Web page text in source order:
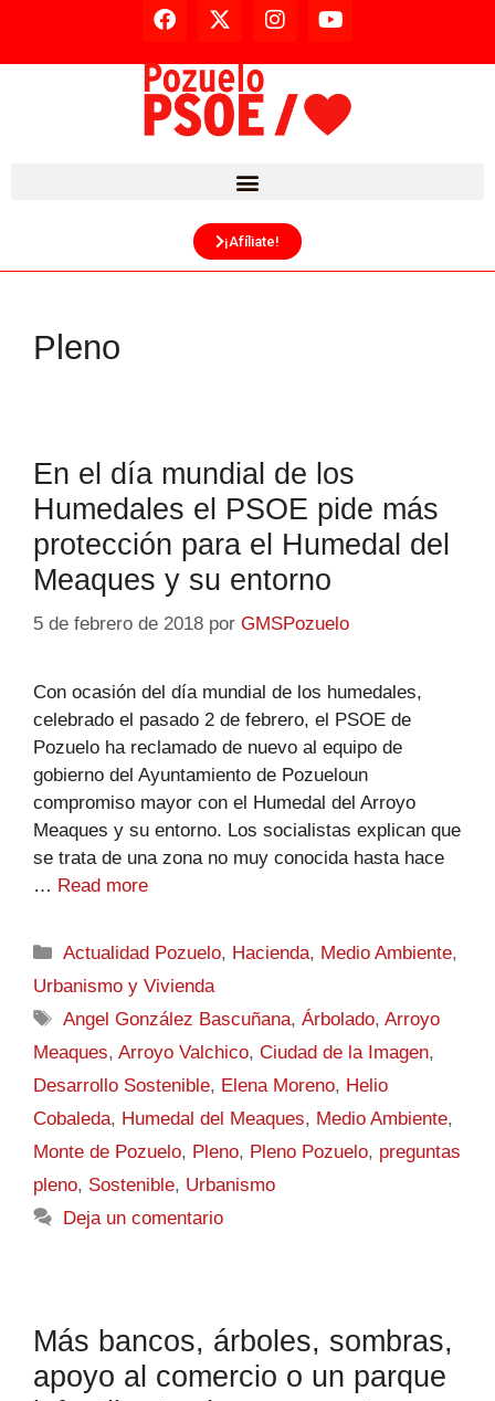
¡Afíliate!
Pleno
En el día mundial de los
Humedales el PSOE pide más
protección para el Humedal del
Meaques y su entorno
5 de febrero de 2018 por GMSPozuelo
Con ocasión del día mundial de los humedales,
celebrado el pasado 2 de febrero, el PSOE de
Pozuelo ha reclamado de nuevo al equipo de
gobierno del Ayuntamiento de Pozueloun
compromiso mayor con el Humedal del Arroyo
Meaques y su entorno. Los socialistas explican que
se trata de una zona no muy conocida hasta hace
… Read more
Actualidad Pozuelo, Hacienda, Medio Ambiente,
Urbanismo y Vivienda
Angel González Bascuñana,Árbolado,Arroyo
Meaques, Arroyo Valchico, Ciudad de la Imagen,
Desarrollo Sostenible, Elena Moreno, Helio
Cobaleda, Humedal del Meaques, Medio Ambiente,
Monte de Pozuelo, Pleno, Pleno Pozuelo, preguntas
pleno, Sostenible, Urbanismo
Deja un comentario
Más bancos, árboles, sombras,
apoyo al comercio o un parque